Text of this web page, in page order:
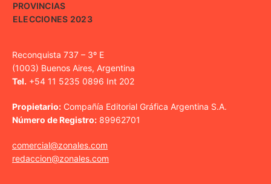
PROVINCIAS
ELECCIONES 2023
Reconquista 737 – 3º E
(1003) Buenos Aires, Argentina
Tel. +54 11 5235 0896 Int 202
Propietario: Compañía Editorial Gráfica Argentina S.A.
Número de Registro: 89962701
comercial@zonales.com
redaccion@zonales.com